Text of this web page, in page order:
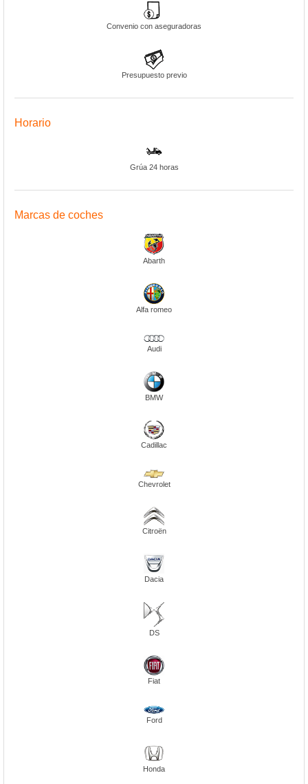
Convenio con aseguradoras
Presupuesto previo
Horario
Grúa 24 horas
Marcas de coches
Abarth
Alfa romeo
Audi
BMW
Cadillac
Chevrolet
Citroën
Dacia
DS
Fiat
Ford
Honda